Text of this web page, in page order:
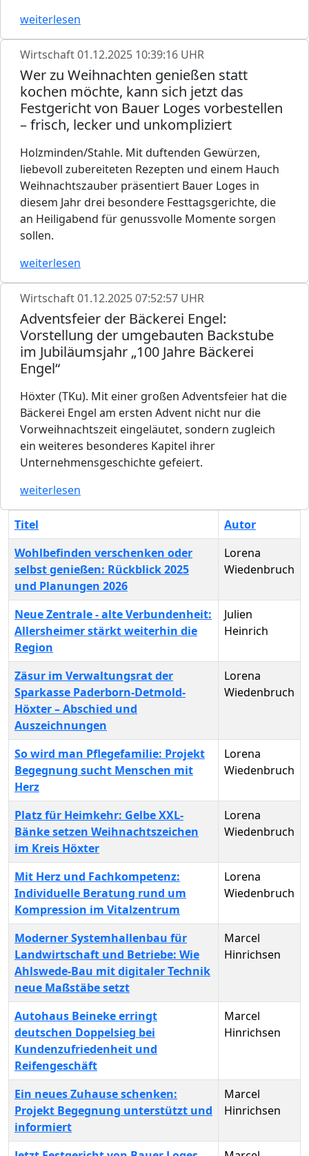
weiterlesen
Wirtschaft01.12.2025 10:39:16 UHR
Wer zu Weihnachten genießen statt
kochen möchte, kann sich jetzt das
Festgericht von Bauer Loges vorbestellen
– frisch, lecker und unkompliziert
Holzminden/Stahle. Mit duftenden Gewürzen,
liebevoll zubereiteten Rezepten und einem Hauch
Weihnachtszauber präsentiert Bauer Loges in
diesem Jahr drei besondere Festtagsgerichte, die
an Heiligabend für genussvolle Momente sorgen
sollen.
weiterlesen
Wirtschaft01.12.2025 07:52:57 UHR
Adventsfeier der Bäckerei Engel:
Vorstellung der umgebauten Backstube
im Jubiläumsjahr „100 Jahre Bäckerei
Engel“
Höxter (TKu). Mit einer großen Adventsfeier hat die
Bäckerei Engel am ersten Advent nicht nur die
Vorweihnachtszeit eingeläutet, sondern zugleich
ein weiteres besonderes Kapitel ihrer
Unternehmensgeschichte gefeiert.
weiterlesen
Titel
Autor
Wohlbefinden verschenken oder
selbst genießen: Rückblick 2025
und Planungen 2026
Lorena
Wiedenbruch
Neue Zentrale - alte Verbundenheit:
Allersheimer stärkt weiterhin die
Region
Julien
Heinrich
Zäsur im Verwaltungsrat der
Sparkasse Paderborn-Detmold-
Höxter – Abschied und
Auszeichnungen
Lorena
Wiedenbruch
So wird man Pflegefamilie: Projekt
Begegnung sucht Menschen mit
Herz
Lorena
Wiedenbruch
Platz für Heimkehr: Gelbe XXL-
Bänke setzen Weihnachtszeichen
im Kreis Höxter
Lorena
Wiedenbruch
Mit Herz und Fachkompetenz:
Individuelle Beratung rund um
Kompression im Vitalzentrum
Lorena
Wiedenbruch
Moderner Systemhallenbau für
Landwirtschaft und Betriebe: Wie
Ahlswede-Bau mit digitaler Technik
neue Maßstäbe setzt
Marcel
Hinrichsen
Autohaus Beineke erringt
deutschen Doppelsieg bei
Kundenzufriedenheit und
Reifengeschäft
Marcel
Hinrichsen
Ein neues Zuhause schenken:
Projekt Begegnung unterstützt und
informiert
Marcel
Hinrichsen